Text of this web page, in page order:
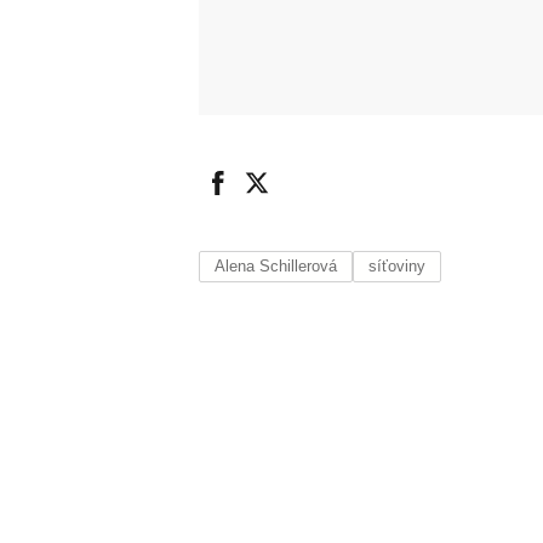
Alena Schillerová síťoviny